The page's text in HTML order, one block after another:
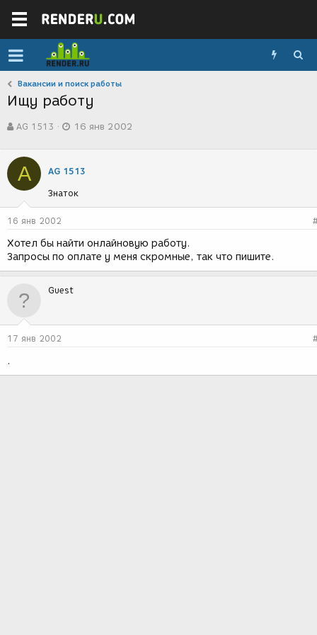
Вакансии и поиск работы
Ищу работу
в
о
р
т
е
м
ы
AG 1513
а
с
з
д
и
я
16 янв 2002
A AG 1513
Знаток
16 янв 2002
Хотел бы найти онлайновую работу.
Запросы по оплате у меня скромные, так что пишите.
Guest
17 янв 2002
.